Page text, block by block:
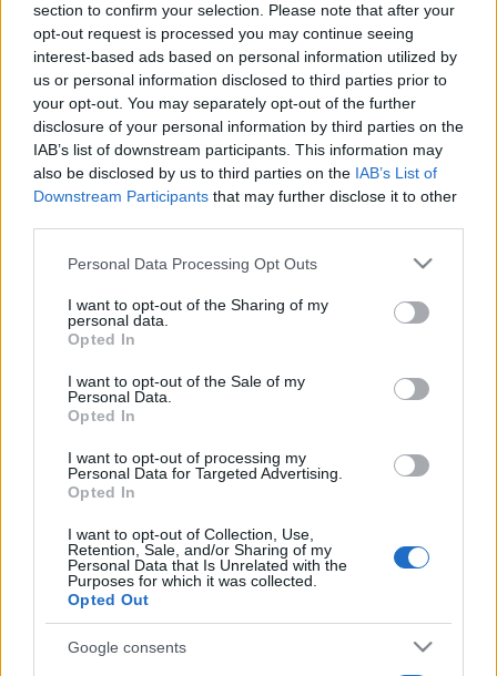
section to confirm your selection. Please note that after your
opt-out request is processed you may continue seeing
interest-based ads based on personal information utilized by
us or personal information disclosed to third parties prior to
your opt-out. You may separately opt-out of the further
disclosure of your personal information by third parties on the
IAB’s list of downstream participants. This information may
also be disclosed by us to third parties on the IAB’s List of
Downstream Participants that may further disclose it to other
Please note that this website/app uses one or more Google
not limited to your visit or usage behaviour. You may click to
grant or deny consent to Google and its third-party tags to
use your data for below specified purposes in below Google
consent section.
Personal Data Processing Opt Outs
I want to opt-out of the Sharing of my
personal data.
Opted In
I want to opt-out of the Sale of my
Personal Data.
Opted In
I want to opt-out of processing my
Personal Data for Targeted Advertising.
Opted In
I want to opt-out of Collection, Use,
Retention, Sale, and/or Sharing of my
Personal Data that Is Unrelated with the
Purposes for which it was collected.
Opted Out
Google consents
Oroszországban igen népszerű, de a spanyol nyelvterületen
is, ahol csak az elmúlt hónapokban 5-6 könyv jelent meg a
témáról.
Ami a tényeket illeti: 1945 augusztusában két német
tengeralattjáró valóban felbukkant az argentínai Mar del
Plata kikötőjében, de semmi esélyük nem volt arra, hogy
utasokat vigyenek az Antarktiszra, ahol ilyenkor tél van,
sötétség és méteres jég. A brit különleges alakulatokat
pedig 1945 októberében feloszlatták, tehát aligha
indíthattak akciót, viszont az amerikaiak 1946-47 telén
fölszámolják a meglévő náci hálózatokat, ez azonban nem
terjedt ki az Antarktiszra.
A legdurvább torzítás az amerikai atomtámadásról szóló hír:
légkörben három atombombát, 160 és 750 kilométer
magasan, több ezer kilométerre az Antarktisztól.
A feltételezett bázisok
A sarkkutató szerint a titokzatosság volt az egyik ok, ami